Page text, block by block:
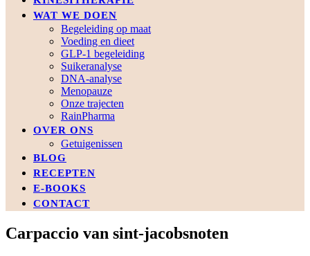
WAT WE DOEN
Begeleiding op maat
Voeding en dieet
GLP-1 begeleiding
Suikeranalyse
DNA-analyse
Menopauze
Onze trajecten
RainPharma
OVER ONS
Getuigenissen
BLOG
RECEPTEN
E-BOOKS
CONTACT
Carpaccio van sint-jacobsnoten